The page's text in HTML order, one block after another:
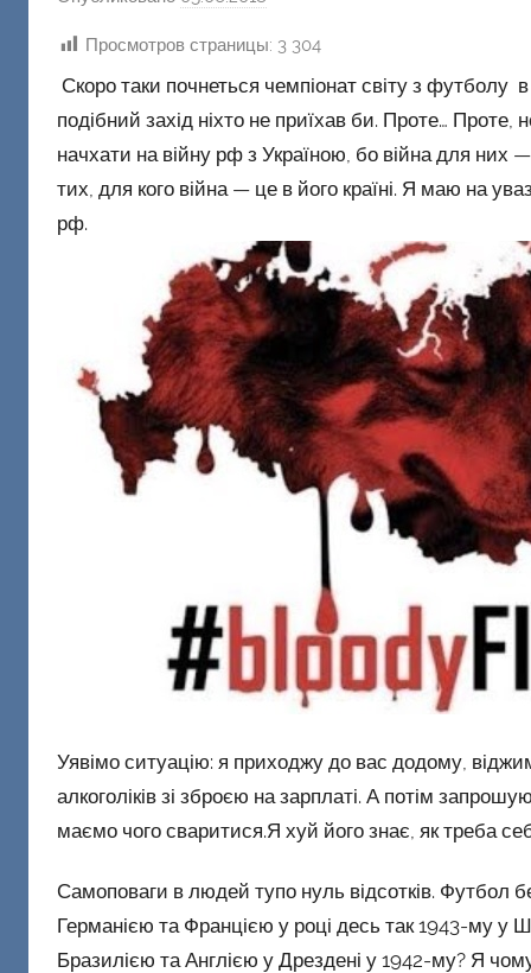
т
о
р
о
м
а
ш
и
к
Д
о
н
е
Просмотров страницы: 3 304
Скоро таки почнеться чемпіонат світу з футболу
подібний захід ніхто не приїхав би. Проте…
начхати на війну рф з Україною, бо війна для них
тих, для кого війна — це в його країні. Я маю на
рф.
Уявімо ситуацію: я приходжу до вас додому,
алкоголіків зі зброєю на зарплаті. А потім
маємо чого сваритися.Я хуй його знає, як треба
Самоповаги в людей тупо нуль відсотків. Футбол
Германією та Францією у році десь так 1943-му у
Бразилією та Англією у Дрездені у 1942-му? Я